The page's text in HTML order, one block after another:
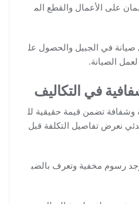
على الأعمال والقطع الم
صيانة في الجبيل والحصول عل
الصيانة.
في التكاليف
تضمن قيمة حقيقية لل
نعرض تفاصيل التكلفة قبل
رسوم مخفية وتعرف بالضب